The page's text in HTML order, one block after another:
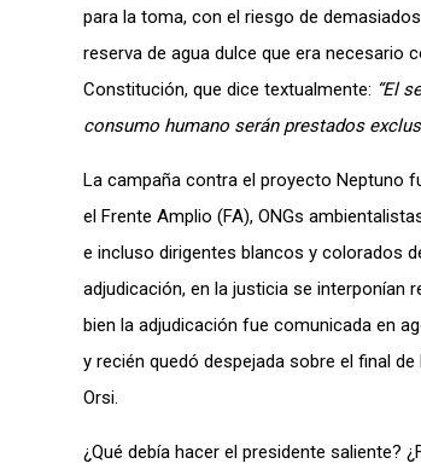
para la toma, con el riesgo de
reserva de agua dulce que era necesario
Constitución, que dice textualmente: “El
consumo humano serán prestados
La campaña contra el proyecto Neptuno
el Frente Amplio (FA), ONGs
e incluso dirigentes blancos y colorados
adjudicación, en la justicia se interponían
bien la adjudicación fue comunicada en
y recién quedó despejada sobre el final
Orsi.
¿Qué debía hacer el presidente saliente?